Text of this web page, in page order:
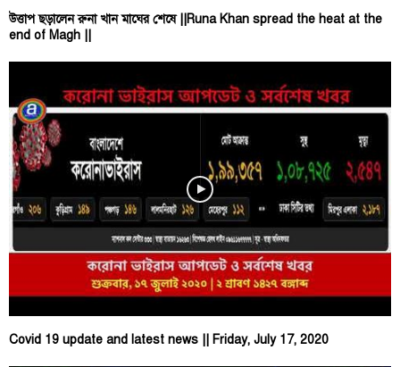
উত্তাপ ছড়ালেন রুনা খান মাঘের শেষে ||Runa Khan spread the heat at the
end of Magh ||
Covid 19 update and latest news || Friday, July 17, 2020